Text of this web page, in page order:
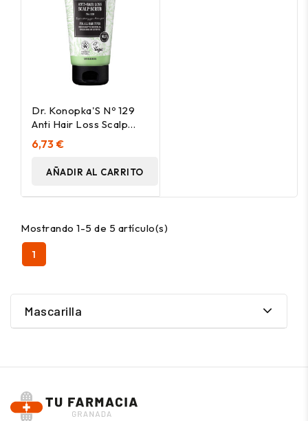
Dr. Konopka'S Nº 129
Anti Hair Loss Scalp
Scrub 150Ml
6,73 €
AÑADIR AL CARRITO
Mostrando 1-5 de 5 artículo(s)
1
Mascarilla